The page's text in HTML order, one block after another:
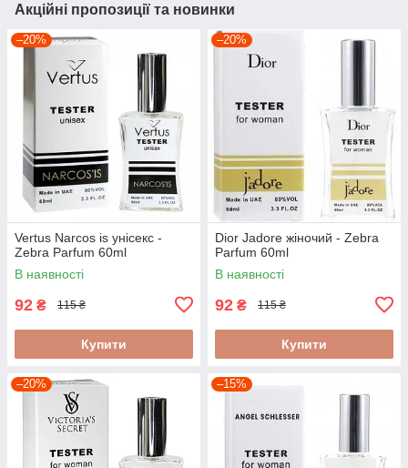
Акційні пропозиції та новинки
–20%
Vertus Narcos is унісекс -
Zebra Parfum 60ml
В наявності
92 ₴ 115 ₴
Купити
–20%
Dior Jadore жіночий - Zebra
Parfum 60ml
В наявності
92 ₴ 115 ₴
Купити
–20% –15%